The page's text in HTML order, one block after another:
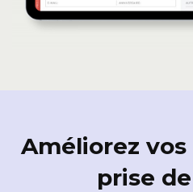
Améliorez
prise